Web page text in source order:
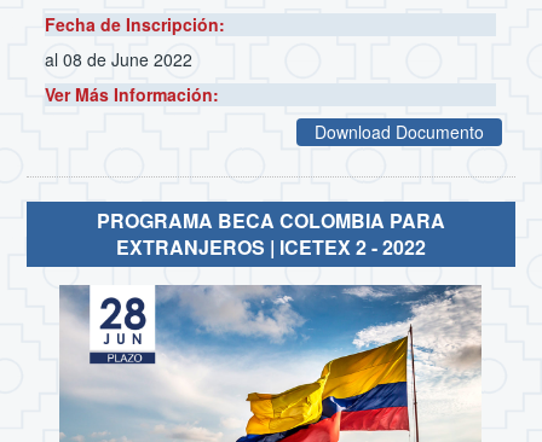
Fecha de Inscripción:
al 08 de June 2022
Ver Más Información:
Download Documento
PROGRAMA BECA COLOMBIA PARA
EXTRANJEROS | ICETEX 2 - 2022